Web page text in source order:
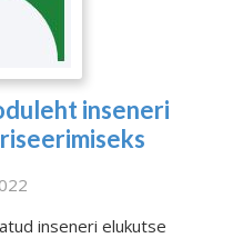
inseneri
inseneri elukutse